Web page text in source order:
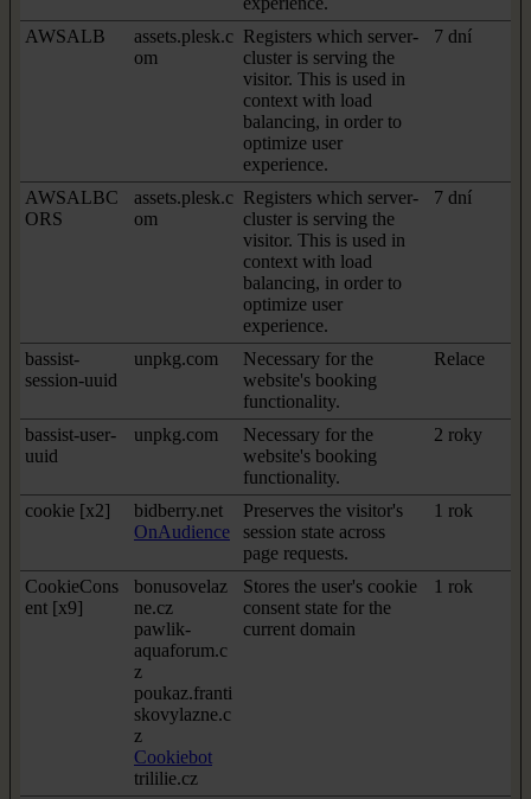
AWSALB
assets.plesk.c
om
Registers which server-
cluster is serving the
visitor. This is used in
context with load
balancing, in order to
optimize user
experience.
7 dní
AWSALBC
ORS
assets.plesk.c
om
Registers which server-
cluster is serving the
visitor. This is used in
context with load
balancing, in order to
optimize user
experience.
7 dní
bassist-
session-uuid
unpkg.com
Necessary for the
website's booking
functionality.
Relace
bassist-user-
uuid
unpkg.com
Necessary for the
website's booking
functionality.
2 roky
cookie [x2]
bidberry.net
OnAudience
Preserves the visitor's
session state across
page requests.
1 rok
CookieCons
ent [x9]
bonusovelaz
ne.cz
pawlik-
aquaforum.c
z
poukaz.franti
skovylazne.c
z
Cookiebot
trililie.cz
Stores the user's cookie
consent state for the
current domain
1 rok